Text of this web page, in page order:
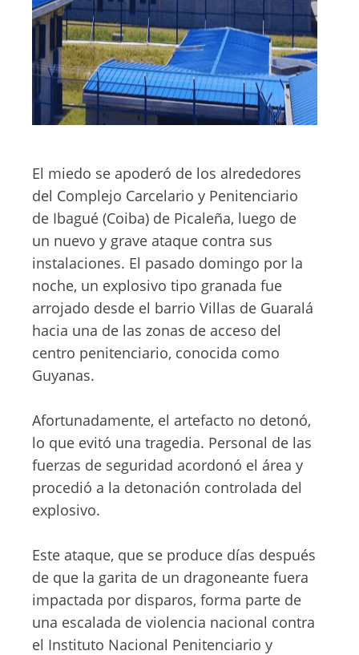
El miedo se apoderó de los alrededores
del Complejo Carcelario y Penitenciario
de Ibagué (Coiba) de Picaleña, luego de
un nuevo y grave ataque contra sus
instalaciones. El pasado domingo por la
noche, un explosivo tipo granada fue
arrojado desde el barrio Villas de Guaralá
hacia una de las zonas de acceso del
centro penitenciario, conocida como
Guyanas.
Afortunadamente, el artefacto no detonó,
lo que evitó una tragedia. Personal de las
fuerzas de seguridad acordonó el área y
procedió a la detonación controlada del
explosivo.
Este ataque, que se produce días después
de que la garita de un dragoneante fuera
impactada por disparos, forma parte de
una escalada de violencia nacional contra
el Instituto Nacional Penitenciario y